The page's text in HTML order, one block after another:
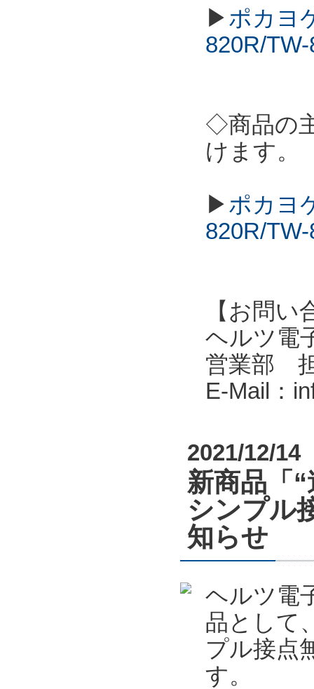
▶ポカヨ
820R/
◇商品の
けます。
▶ポカヨ
820R/
【お問い
ヘルツ電
営業部
E-Mail：
2021/12/14
新商品「
シンプル
知らせ
ヘルツ電
品として
プル接点
す。